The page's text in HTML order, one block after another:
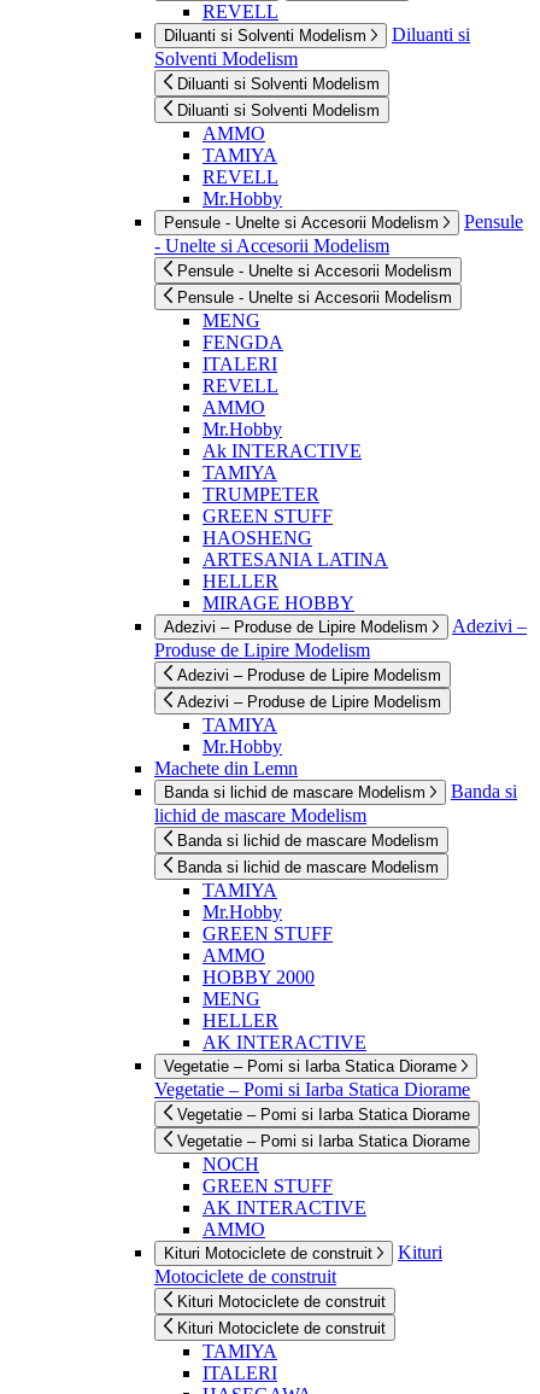
REVELL
Diluanti si Solventi Modelism
Diluanti si
Solventi Modelism
Diluanti si Solventi Modelism
Diluanti si Solventi Modelism
AMMO
TAMIYA
REVELL
Mr.Hobby
Pensule - Unelte si Accesorii Modelism
Pensule
- Unelte si Accesorii Modelism
Pensule - Unelte si Accesorii Modelism
Pensule - Unelte si Accesorii Modelism
MENG
FENGDA
ITALERI
REVELL
AMMO
Mr.Hobby
Ak INTERACTIVE
TAMIYA
TRUMPETER
GREEN STUFF
HAOSHENG
ARTESANIA LATINA
HELLER
MIRAGE HOBBY
Adezivi – Produse de Lipire Modelism
Adezivi –
Produse de Lipire Modelism
Adezivi – Produse de Lipire Modelism
Adezivi – Produse de Lipire Modelism
TAMIYA
Mr.Hobby
Machete din Lemn
Banda si lichid de mascare Modelism
Banda si
lichid de mascare Modelism
Banda si lichid de mascare Modelism
Banda si lichid de mascare Modelism
TAMIYA
Mr.Hobby
GREEN STUFF
AMMO
HOBBY 2000
MENG
HELLER
AK INTERACTIVE
Vegetatie – Pomi si Iarba Statica Diorame
Vegetatie – Pomi si Iarba Statica Diorame
Vegetatie – Pomi si Iarba Statica Diorame
Vegetatie – Pomi si Iarba Statica Diorame
NOCH
GREEN STUFF
AK INTERACTIVE
AMMO
Kituri Motociclete de construit
Kituri
Motociclete de construit
Kituri Motociclete de construit
Kituri Motociclete de construit
TAMIYA
ITALERI